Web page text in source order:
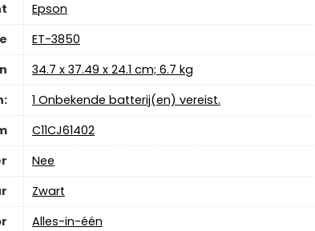
‎Epson
‎ET-3850
‎34.7 x 37.49 x 24.1 cm; 6.7 kg
‎1 Onbekende batterij(en) vereist.
‎C11CJ61402
‎Nee
‎Zwart
‎Alles-in-één